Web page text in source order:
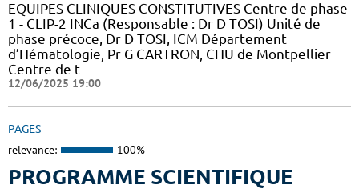
EQUIPES CLINIQUES CONSTITUTIVES Centre de phase
1 - CLIP-2 INCa (Responsable : Dr D TOSI) Unité de
phase précoce, Dr D TOSI, ICM Département
d’Hématologie, Pr G CARTRON, CHU de Montpellier
Centre de t
12/06/2025 19:00
PAGES
relevance: 100%
PROGRAMME SCIENTIFIQUE